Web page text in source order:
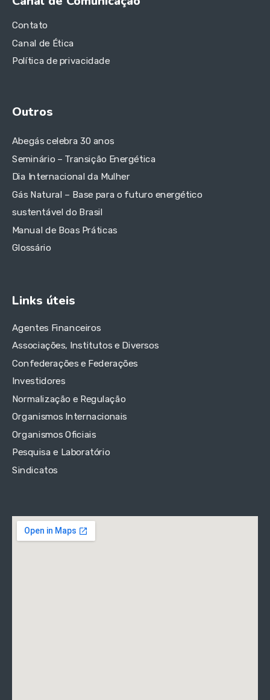
Contato
Canal de Ética
Política de privacidade
Outros
Abegás celebra 30 anos
Seminário – Transição Energética
Dia Internacional da Mulher
Gás Natural – Base para o futuro energético
sustentável do Brasil
Manual de Boas Práticas
Glossário
Links úteis
Agentes Financeiros
Associações, Institutos e Diversos
Confederações e Federações
Investidores
Normalização e Regulação
Organismos Internacionais
Organismos Oficiais
Pesquisa e Laboratório
Sindicatos